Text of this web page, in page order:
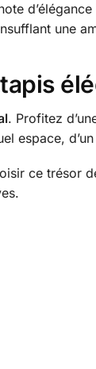
une
. Profitez
espace,
ce trésor